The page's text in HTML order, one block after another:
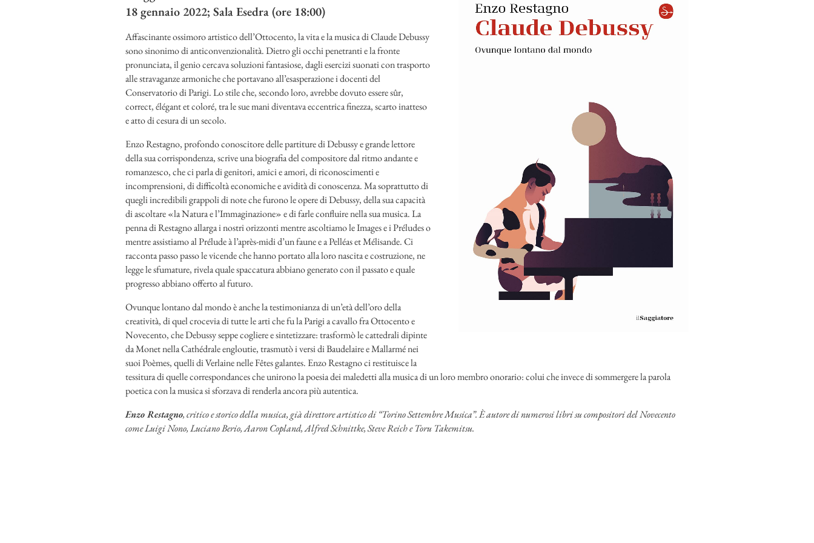
18 gennaio 2022; Sala Esedra (ore 18:00)
Affascinante ossimoro artistico dell’Ottocento, la vita e la musica di Claude Debussy
sono sinonimo di anticonvenzionalità. Dietro gli occhi penetranti e la fronte
pronunciata, il genio cercava soluzioni fantasiose, dagli esercizi suonati con trasporto
alle stravaganze armoniche che portavano all’esasperazione i docenti del
Conservatorio di Parigi. Lo stile che, secondo loro, avrebbe dovuto essere sûr,
correct, élégant et coloré, tra le sue mani diventava eccentrica finezza, scarto inatteso
e atto di cesura di un secolo.
Enzo Restagno, profondo conoscitore delle partiture di Debussy e grande lettore
della sua corrispondenza, scrive una biografia del compositore dal ritmo andante e
romanzesco, che ci parla di genitori, amici e amori, di riconoscimenti e
incomprensioni, di difficoltà economiche e avidità di conoscenza. Ma soprattutto di
quegli incredibili grappoli di note che furono le opere di Debussy, della sua capacità
di ascoltare «la Natura e l’Immaginazione» e di farle confluire nella sua musica. La
penna di Restagno allarga i nostri orizzonti mentre ascoltiamo le Images e i Préludes o
mentre assistiamo al Prélude à l’après-midi d’un faune e a Pelléas et Mélisande. Ci
racconta passo passo le vicende che hanno portato alla loro nascita e costruzione, ne
legge le sfumature, rivela quale spaccatura abbiano generato con il passato e quale
progresso abbiano offerto al futuro.
Ovunque lontano dal mondo è anche la testimonianza di un’età dell’oro della
creatività, di quel crocevia di tutte le arti che fu la Parigi a cavallo fra Ottocento e
Novecento, che Debussy seppe cogliere e sintetizzare: trasformò le cattedrali dipinte
da Monet nella Cathédrale engloutie, trasmutò i versi di Baudelaire e Mallarmé nei
suoi Poèmes, quelli di Verlaine nelle Fêtes galantes. Enzo Restagno ci restituisce la
tessitura di quelle correspondances che unirono la poesia dei maledetti alla musica di un loro membro onorario: colui che invece di sommergere la parola
poetica con la musica si sforzava di renderla ancora più autentica.
Enzo Restagno, critico e storico della musica, già direttore artistico di “Torino Settembre Musica”. È autore di numerosi libri su compositori del Novecento
come Luigi Nono, Luciano Berio, Aaron Copland, Alfred Schnittke, Steve Reich e Toru Takemitsu.